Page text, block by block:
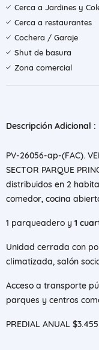
Cerca a Jardines y
Cerca a restaurantes
Cochera / Garaje
Shut de basura
Zona comercial
Descripción Adicional :
PV-26056-ap-(FAC).
SECTOR PARQUE
distribuidos en 2
comedor, cocina
1 parqueadero y 1
Unidad cerrada con
climatizada, salón
Acceso a transporte
parques y centros
PREDIAL ANUAL